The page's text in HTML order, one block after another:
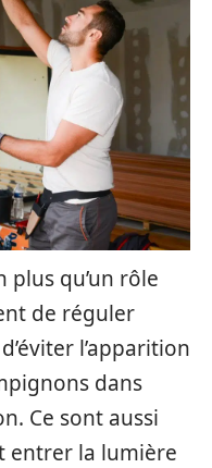
plus qu’un rôle
de réguler
l’apparition
dans
Ce sont aussi
entrer la lumière